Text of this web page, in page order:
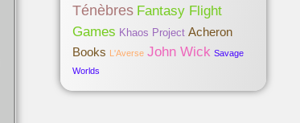
Ténèbres Fantasy Flight
Games Khaos Project Acheron
Books L'Averse John Wick Savage
Worlds